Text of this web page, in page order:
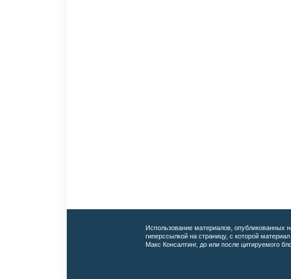
Использование материалов, опубликованных
гиперссылкой на страницу, с которой
Макс Консалтинг, до или после цитируемого